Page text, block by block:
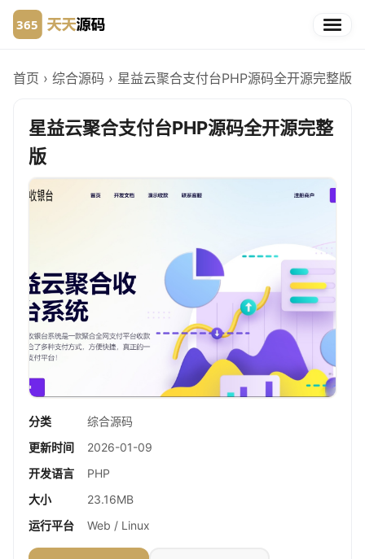
首页 › 综合源码 › 星益云聚合支付台PHP源码全开源完整版
星益云聚合支付台PHP源码全开源完整
版
分类
综合源码
更新时间
2026-01-09
开发语言
PHP
大小
23.16MB
运行平台
Web / Linux